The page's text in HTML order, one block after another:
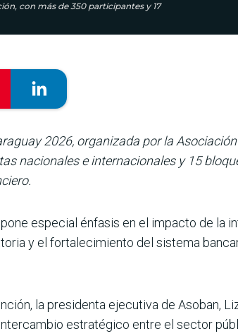
con más de 350 participantes y 17
2026, organizada por la
nacionales e internacionales y 15
especial énfasis en el impacto de la
y el fortalecimiento del sistema
la presidenta ejecutiva de Asoban,
estratégico entre el sector